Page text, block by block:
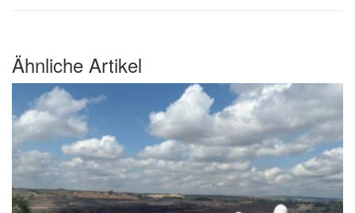
Ähnliche Artikel